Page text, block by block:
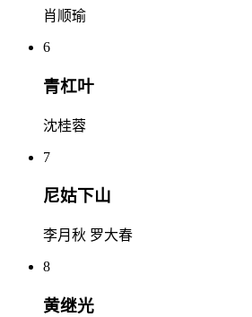
肖顺瑜
6
青杠叶
沈桂蓉
7
尼姑下山
李月秋 罗大春
8
黄继光